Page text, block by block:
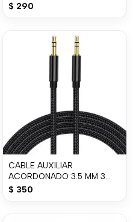
$ 290
CABLE AUXILIAR
ACORDONADO 3.5 MM 3
METROS
$ 350